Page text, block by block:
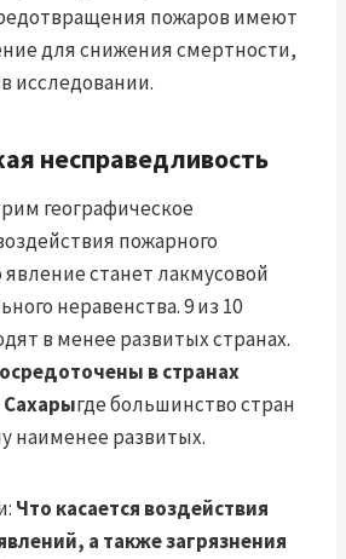
пожаров имеют
для снижения смертности,
исследовании.
несправедливость
географическое
пожарного
явление станет лакмусовой
неравенства. 9 из 10
в менее развитых странах.
в странах
где большинство стран
наименее развитых.
Что касается воздействия
а также загрязнения